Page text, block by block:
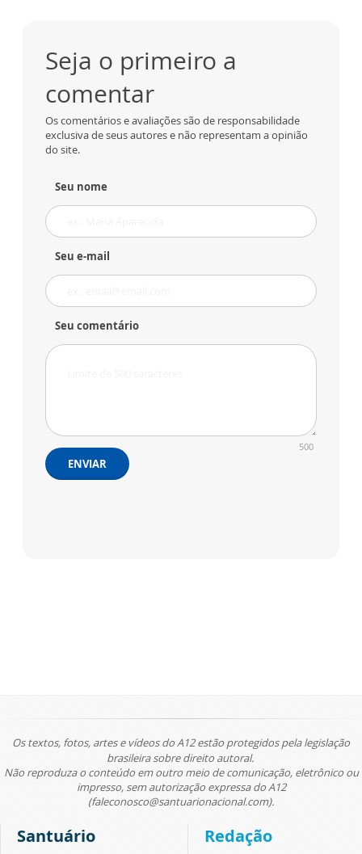
Seja o primeiro a
comentar
Os comentários e avaliações são de responsabilidade
exclusiva de seus autores e não representam a opinião
do site.
Seu nome
Seu e-mail
Seu comentário
500
ENVIAR
Os textos, fotos, artes e vídeos do A12 estão protegidos pela legislação
brasileira sobre direito autoral.
Não reproduza o conteúdo em outro meio de comunicação, eletrônico ou
impresso, sem autorização expressa do A12
(faleconosco@santuarionacional.com).
Santuário Redação